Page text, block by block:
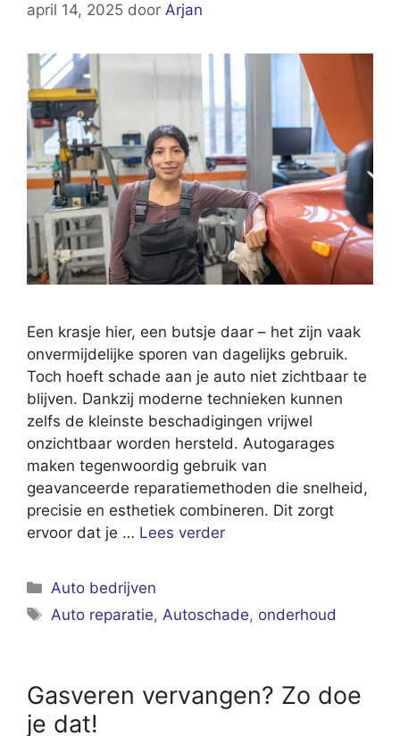
april 14, 2025 door Arjan
Een krasje hier, een butsje daar – het zijn vaak
onvermijdelijke sporen van dagelijks gebruik.
Toch hoeft schade aan je auto niet zichtbaar te
blijven. Dankzij moderne technieken kunnen
zelfs de kleinste beschadigingen vrijwel
onzichtbaar worden hersteld. Autogarages
maken tegenwoordig gebruik van
geavanceerde reparatiemethoden die snelheid,
precisie en esthetiek combineren. Dit zorgt
ervoor dat je … Lees verder
Categorieën
Auto bedrijven
Tags
Auto reparatie, Autoschade, onderhoud
Gasveren vervangen? Zo doe
je dat!